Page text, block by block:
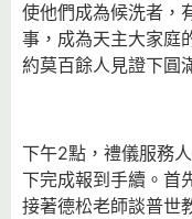
使他們成為候洗者，
事，成為天主大家庭
約莫百餘人見證下圓
下午2點，禮儀服務
下完成報到手續。首
接著德松老師談普世